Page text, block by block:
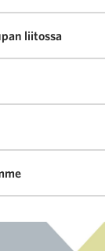
liitossa